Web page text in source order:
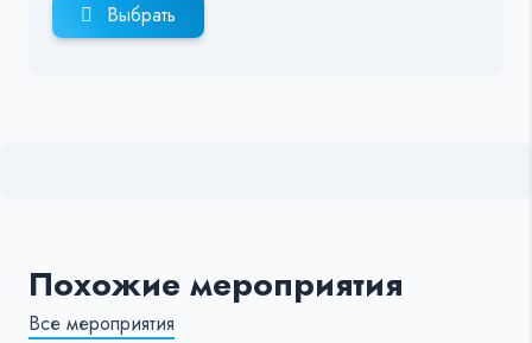
Выбрать
Похожие мероприятия
Все мероприятия